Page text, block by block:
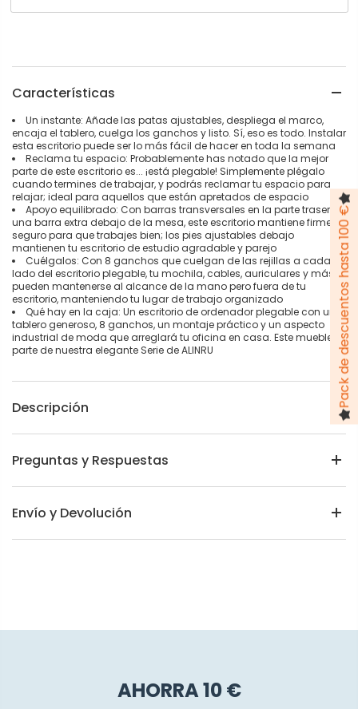
Características
Un instante: Añade las patas ajustables, despliega el marco,
encaja el tablero, cuelga los ganchos y listo. Sí, eso es todo. Instalar
esta escritorio puede ser lo más fácil de hacer en toda la semana
Reclama tu espacio: Probablemente has notado que la mejor
parte de este escritorio es... ¡está plegable! Simplemente plégalo
cuando termines de trabajar, y podrás reclamar tu espacio para
relajar; ideal para aquellos que están apretados de espacio
Apoyo equilibrado: Con barras transversales en la parte trasera y
una barra extra debajo de la mesa, este escritorio mantiene firme y
seguro para que trabajes bien; los pies ajustables debajo
mantienen tu escritorio de estudio agradable y parejo
Cuélgalos: Con 8 ganchos que cuelgan de las rejillas a cada
lado del escritorio plegable, tu mochila, cables, auriculares y más
pueden mantenerse al alcance de la mano pero fuera de tu
escritorio, manteniendo tu lugar de trabajo organizado
Qué hay en la caja: Un escritorio de ordenador plegable con un
tablero generoso, 8 ganchos, un montaje práctico y un aspecto
industrial de moda que arreglará tu oficina en casa. Este mueble es
parte de nuestra elegante Serie de ALINRU
Descripción
Preguntas y Respuestas
Envío y Devolución
AHORRA 10 €
Pack de descuentos hasta 100 €